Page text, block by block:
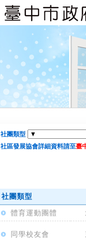
社團類型
社區發展協會詳細資料請至臺
社團類型
體育運動團體
同學校友會